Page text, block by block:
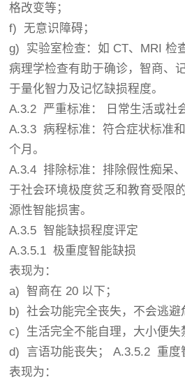
格改变等；
f) 无意识障碍；
g) 实验室检查：如 CT、MRI 检
病理学检查有助于确诊，智商、
于量化智力及记忆缺损程度。
A.3.2 严重标准： 日常生活或社
A.3.3 病程标准：符合症状标准
个月。
A.3.4 排除标准：排除假性痴呆
于社会环境极度贫乏和教育受限
源性智能损害。
A.3.5 智能缺损程度评定
A.3.5.1 极重度智能缺损
表现为：
a) 智商在 20 以下；
b) 社会功能完全丧失，不会逃避
c) 生活完全不能自理，大小便失
d) 言语功能丧失； A.3.5.2 重度
表现为：